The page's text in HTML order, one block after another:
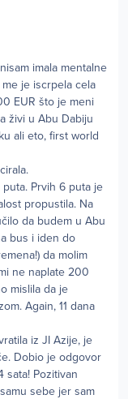
imala mentalne
je iscrpela cela
EUR što je meni
živi u Abu Dabiju
ali eto, first world
Prvih 6 puta je
propustila. Na
da budem u Abu
bus i iden do
da molim
ne naplate 200
mislila da je
Again, 11 dana
iz JI Azije, je
Dobio je odgovor
sata! Pozitivan
sebe jer sam